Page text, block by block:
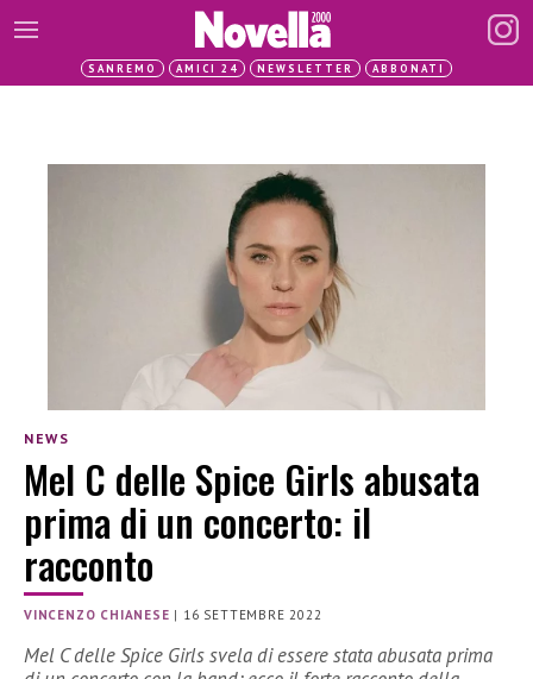
SANREMO AMICI 24 NEWSLETTER ABBONATI
NEWS
Mel C delle Spice Girls abusata
prima di un concerto: il
racconto
VINCENZO CHIANESE | 16 SETTEMBRE 2022
Mel C delle Spice Girls svela di essere stata abusata prima